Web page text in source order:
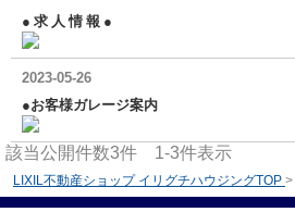
● 求 人 情 報 ●
2023-05-26
●お客様ガレージ案内
該当公開件数3件 1-3件表示
LIXIL不動産ショップ イリグチハウジングTOP >